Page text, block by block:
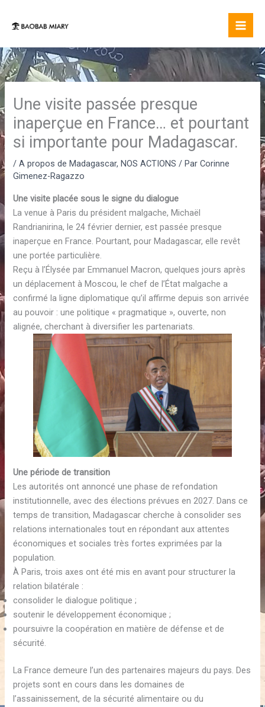
Une visite passée presque
inaperçue en France… et pourtant
si importante pour Madagascar.
/A propos de Madagascar,NOS ACTIONS / ParCorinne
Gimenez-Ragazzo
Une visite placée sous le signe du dialogue
La venue à Paris du président malgache, Michaël
Randrianirina, le 24 février dernier, est passée presque
inaperçue en France. Pourtant, pour Madagascar, elle revêt
une portée particulière.
Reçu à l’Élysée par Emmanuel Macron, quelques jours après
un déplacement à Moscou, le chef de l’État malgache a
confirmé la ligne diplomatique qu’il affirme depuis son arrivée
au pouvoir : une politique « pragmatique », ouverte, non
alignée, cherchant à diversifier les partenariats.
Une période de transition
Les autorités ont annoncé une phase de refondation
institutionnelle, avec des élections prévues en 2027. Dans ce
temps de transition, Madagascar cherche à consolider ses
relations internationales tout en répondant aux attentes
économiques et sociales très fortes exprimées par la
population.
À Paris, trois axes ont été mis en avant pour structurer la
relation bilatérale :
consolider le dialogue politique ;
soutenir le développement économique ;
poursuivre la coopération en matière de défense et de
sécurité.
La France demeure l’un des partenaires majeurs du pays. Des
projets sont en cours dans les domaines de
l’assainissement, de la sécurité alimentaire ou du